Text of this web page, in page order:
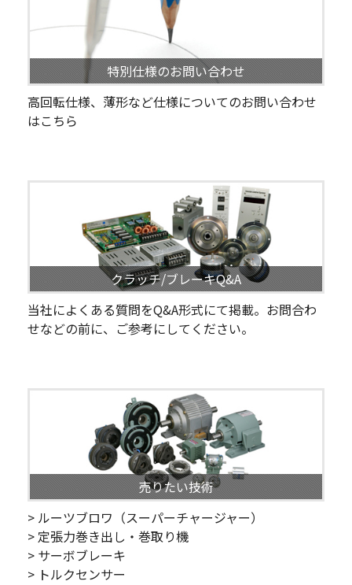
特別仕様のお問い合わせ
高回転仕様、薄形など仕様についてのお問い合わせ
はこちら
クラッチ/ブレーキQ&A
当社によくある質問をQ&A形式にて掲載。お問合わ
せなどの前に、ご参考にしてください。
売りたい技術
> ルーツブロワ（スーパーチャージャー）
> 定張力巻き出し・巻取り機
> サーボブレーキ
> トルクセンサー